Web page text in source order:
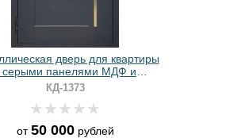
дверь для квартиры
серыми панелями МДФ и
молдинговыми вставками
КД-1373
от50 000рублей